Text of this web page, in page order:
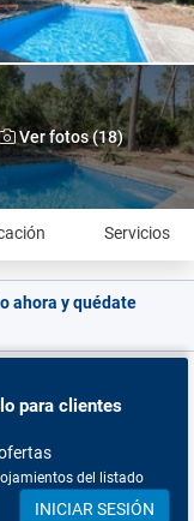
Ver fotos (18)
Servicios
ahora y quédate
para clientes
del listado
INICIAR SESIÓN